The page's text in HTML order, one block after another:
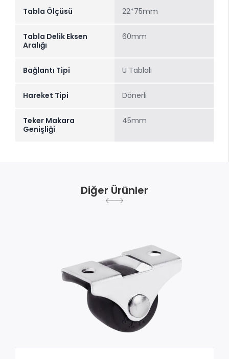
Tabla Ölçüsü 22*75mm
Tabla Delik Eksen
Aralığı
60mm
Bağlantı Tipi U Tablalı
Hareket Tipi Dönerli
Teker Makara
Genişliği
45mm
Diğer Ürünler